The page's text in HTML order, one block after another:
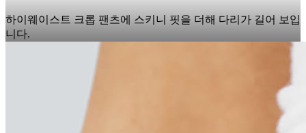
하이웨이스트 크롭 팬츠에 스키니 핏을 더해 다리가 길어 보입
니다.